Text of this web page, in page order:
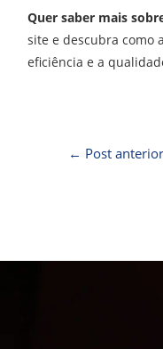
Quer saber mais
site e descubra como
eficiência e a
← Post anterior